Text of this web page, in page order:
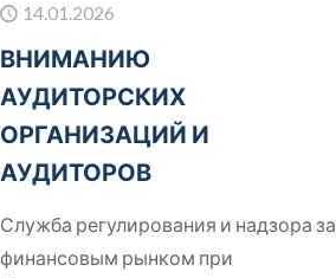
14.01.2026
ВНИМАНИЮ
АУДИТОРСКИХ
ОРГАНИЗАЦИЙ И
АУДИТОРОВ
Служба регулирования и надзора за
финансовым рынком при